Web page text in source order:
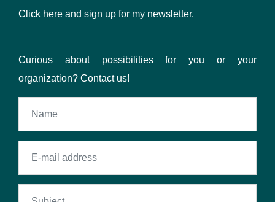
Click here and sign up for my newsletter.
Curious about possibilities for you or your
organization? Contact us!